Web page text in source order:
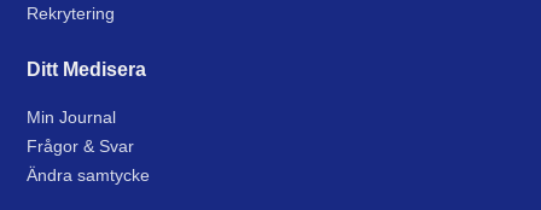
Rekrytering
Ditt Medisera
Min Journal
Frågor & Svar
Ändra samtycke